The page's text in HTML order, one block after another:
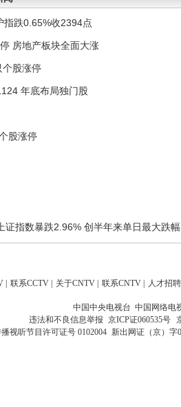
指跌0.65%收2394点
房地产板块全面大涨
个股涨停
年底布局独门股
股涨停
证指数暴跌2.96% 创半年来单日最大跌幅
| 联系CCTV | 关于CNTV | 联系CNTV | 人才招聘
中国中央电视台 中国网络电
违法和不良信息举报 京ICP证060535号
视听节目许可证号 0102004 新出网证（京）